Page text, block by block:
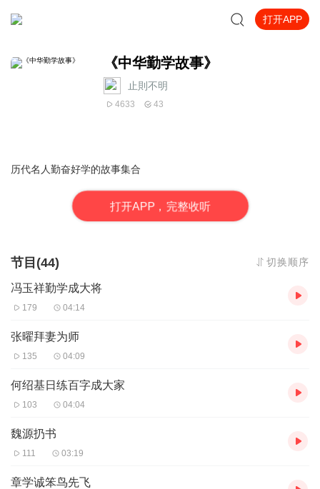
打开APP
《中华勤学故事》
止則不明
4633 43
历代名人勤奋好学的故事集合
打开APP，完整收听
节目(44) 切换顺序
冯玉祥勤学成大将
179 04:14
张曜拜妻为师
135 04:09
何绍基日练百字成大家
103 04:04
魏源扔书
111 03:19
章学诚笨鸟先飞